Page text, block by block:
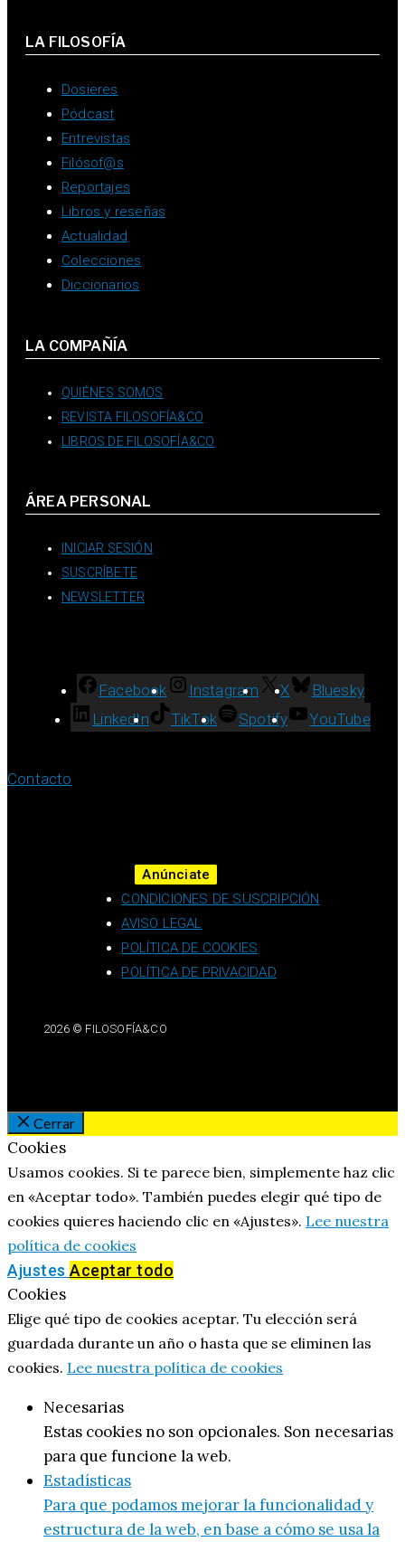
LA FILOSOFÍA
Dosieres
Pódcast
Entrevistas
Filósof@s
Reportajes
Libros y reseñas
Actualidad
Colecciones
Diccionarios
LA COMPAÑÍA
QUIÉNES SOMOS
REVISTA FILOSOFÍA&CO
LIBROS DE FILOSOFÍA&CO
ÁREA PERSONAL
INICIAR SESIÓN
SUSCRÍBETE
NEWSLETTER
Facebook Instagram X
Bluesky
LinkedIn
TikTok Spotify YouTube
Contacto
Anúnciate
CONDICIONES DE SUSCRIPCIÓN
AVISO LEGAL
POLÍTICA DE COOKIES
POLÍTICA DE PRIVACIDAD
2026 © FILOSOFÍA&CO
Cerrar
Cookies
Usamos cookies. Si te parece bien, simplemente haz clic
en «Aceptar todo». También puedes elegir qué tipo de
cookies quieres haciendo clic en «Ajustes». Lee nuestra
política de cookies
Ajustes Aceptar todo
Cookies
Elige qué tipo de cookies aceptar. Tu elección será
guardada durante un año o hasta que se eliminen las
cookies. Lee nuestra política de cookies
Necesarias
Estas cookies no son opcionales. Son necesarias
para que funcione la web.
Estadísticas
Para que podamos mejorar la funcionalidad y
estructura de la web, en base a cómo se usa la